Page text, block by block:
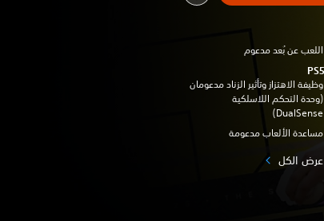
اللعب عن بُعد مدعوم
وظيفة الاهتزاز وتأثير الزناد مدعومان
(وحدة التحكم اللاسلكية
DualSense‏)
مساعدة الألعاب مدعومة
عرض الكل